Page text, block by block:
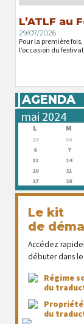
L’ATLF au
29/07/2026
Pour la première fois,
l’occasion du
AGENDA
L M
29 30
6
7
13
14
20
21
27
28
Le kit
de
Accédez
débuter dans
Régime
du
du